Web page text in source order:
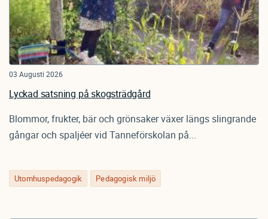
Utomhuspedagogik Pedagogisk miljö
03 Augusti 2026
Lyckad satsning på skogsträdgård
Blommor, frukter, bär och grönsaker växer längs slingrande
gångar och spaljéer vid Tanneförskolan på...